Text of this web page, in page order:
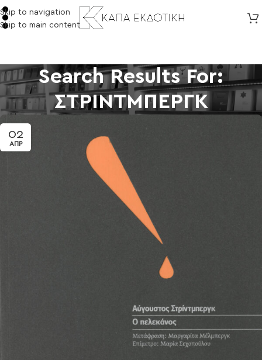
Skip to navigation
Skip to main content
Search Results For:
ΣΤΡΙΝΤΜΠΕΡΓΚ
02
ΑΠΡ